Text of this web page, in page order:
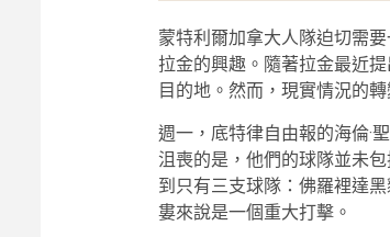
蒙特利爾加拿大人隊迫切需
拉金的興趣。隨著拉金最近
目的地。然而，現實情況的
週一，底特律自由報的海倫·
沮喪的是，他們的球隊並未
到只有三支球隊：佛羅裡達
婁來說是一個重大打擊。